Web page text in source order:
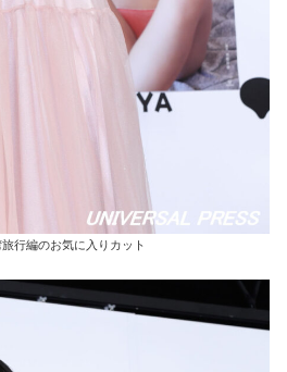
行編のお気に入りカット